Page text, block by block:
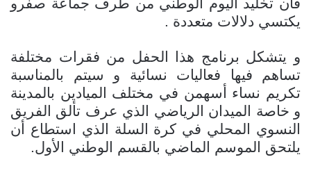
فان تخليد اليوم الوطني من طرف جماعة صفرو
يكتسي دلالات متعددة .
و يتشكل برنامج هذا الحفل من فقرات مختلفة
تساهم فيها فعاليات نسائية و سيتم بالمناسبة
تكريم نساء أسهمن في مختلف الميادين بالمدينة
و خاصة الميدان الرياضي الذي عرف تألق الفريق
النسوي المحلي في كرة السلة الذي استطاع أن
يلتحق الموسم الماضي بالقسم الوطني الأول.